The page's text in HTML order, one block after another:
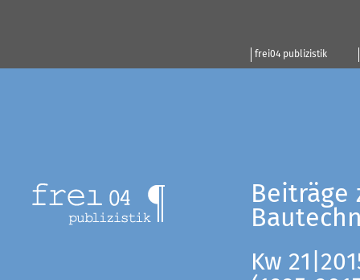
frei04 publizistik
Beiträge
Kw